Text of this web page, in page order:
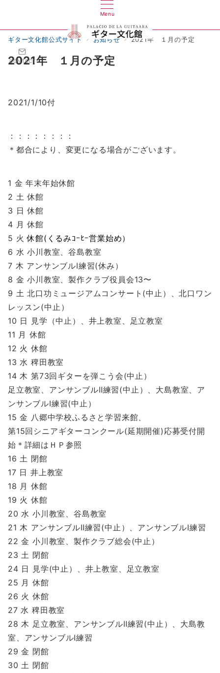
Menu
CONTACT
ギター文化館公式サイト お知らせ 2021年 １月の予定
2021年 １月の予定
2021/1/10付
：：：：：：：：
＊都合により、変更になる場合がございます。
1 金 年末年始休館
2 土 休館
3 日 休館
4 月 休館
5 火休館(くるみｺｰﾋｰ営業始め）
6 水 小川教室、谷島教室
7 木 アンサンブルⅠ練習(休み）
8 金 小川教室、製作クラブ役員会13〜
9 土北口功ミュージアムコンサート(中止）、北口ワン
レッスン(中止）
10 日 見学（中止）、井上教室、足立教室
11 月 休館
12 火 休館
13 水 稗田教室
14 木 第73回ギターを弾こう会(中止）
足立教室、アンサンブルⅡ練習(中止）、大島教室、ア
ンサンブルⅠ練習(中止）
15 金 八郷中学校ふるさと学習来館、
第15回シニアギターコンクール(延期開催)応募受付開
始＊詳細はＨＰ参照
16 土 閉館
17 日 井上教室
18 月 休館
19 火 休館
20 水 小川教室、谷島教室
21 木 アンサンブルⅡ練習(中止）、アンサンブルⅠ練習
22 金 小川教室、製作クラブ総会(中止）
23 土 閉館
24 日 見学(中止）、井上教室、足立教室
25 月 休館
26 火 休館
27 水 稗田教室
28 木 足立教室、アンサンブルⅡ練習(中止）、大島教
室、アンサンブルⅠ練習
29 金 閉館
30 土 閉館